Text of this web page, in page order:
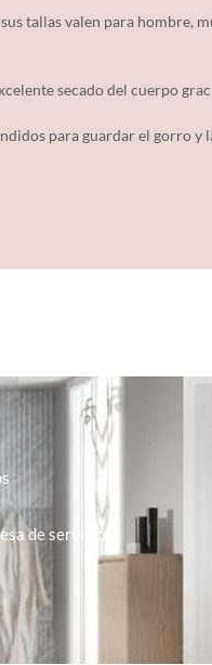
tallas valen para hombre,
secado del cuerpo
para guardar el gorro y
de servicios